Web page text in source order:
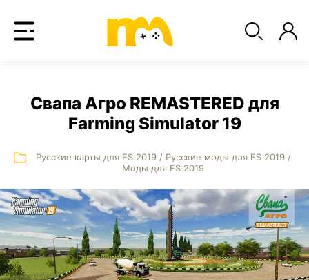
Свапа Агро REMASTERED для
Farming Simulator 19
Русские карты для FS 2019/ Русские моды для FS 2019/
Моды для FS 2019